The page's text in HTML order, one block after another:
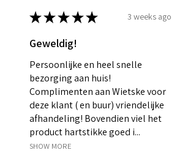
★★★★★ 3 weeks ago
Geweldig!
Persoonlijke en heel snelle
bezorging aan huis!
Complimenten aan Wietske voor
deze klant ( en buur) vriendelijke
afhandeling! Bovendien viel het
product hartstikke goed i...
SHOW MORE